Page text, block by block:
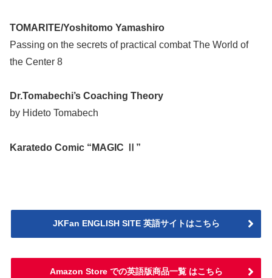
TOMARITE/Yoshitomo Yamashiro
Passing on the secrets of practical combat The World of
the Center 8
Dr.Tomabechi’s Coaching Theory
by Hideto Tomabech
Karatedo Comic “MAGIC Ⅱ”
JKFan ENGLISH SITE 英語サイトはこちら
Amazon Store での英語版商品一覧 はこちら